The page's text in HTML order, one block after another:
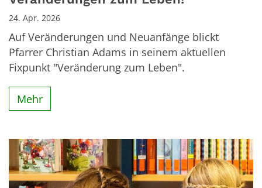
24. Apr. 2026
Auf Veränderungen und Neuanfänge blickt
Pfarrer Christian Adams in seinem aktuellen
Fixpunkt "Veränderung zum Leben".
Mehr